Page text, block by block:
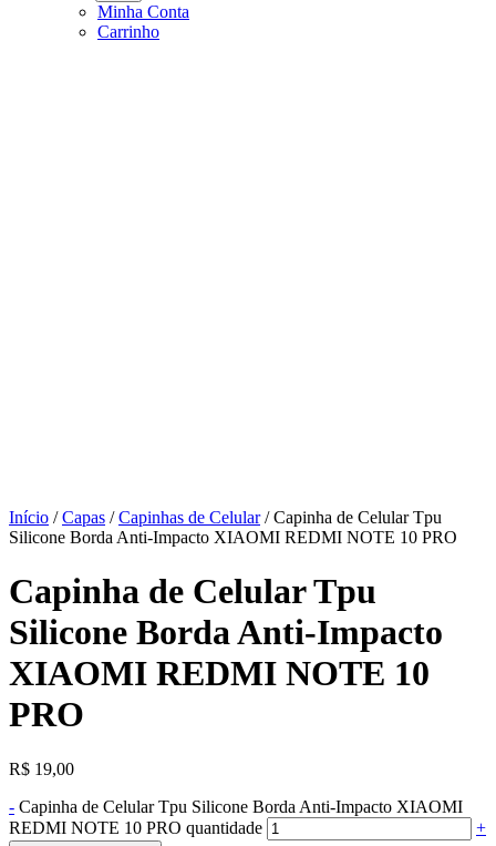
Minha Conta
Carrinho
Início /Capas /Capinhas de Celular/ Capinha de Celular Tpu
Silicone Borda Anti-Impacto XIAOMI REDMI NOTE 10 PRO
Capinha de Celular Tpu
Silicone Borda Anti-Impacto
XIAOMI REDMI NOTE 10
PRO
R$ 19,00
- Capinha de Celular Tpu Silicone Borda Anti-Impacto XIAOMI
REDMI NOTE 10 PRO quantidade
+